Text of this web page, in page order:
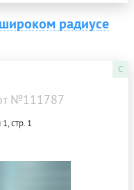
радиусе
C
№111787
стр. 1